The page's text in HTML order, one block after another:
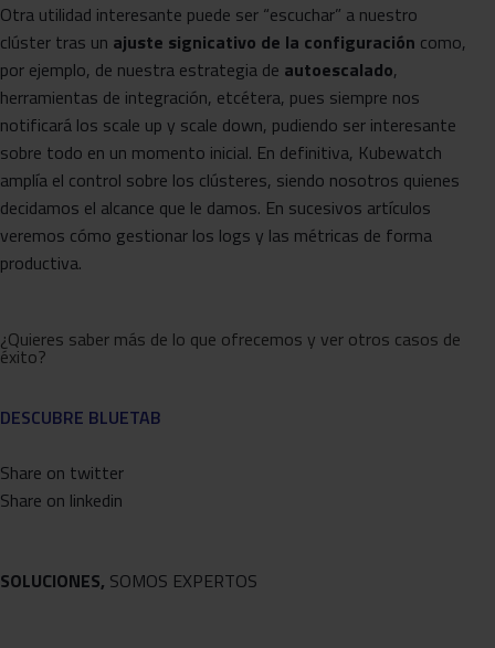
Otra utilidad interesante puede ser “escuchar” a nuestro
clúster tras un ajuste signicativo de la configuración como,
por ejemplo, de nuestra estrategia de autoescalado,
herramientas de integración, etcétera, pues siempre nos
notificará los scale up y scale down, pudiendo ser interesante
sobre todo en un momento inicial. En definitiva, Kubewatch
amplía el control sobre los clústeres, siendo nosotros quienes
decidamos el alcance que le damos. En sucesivos artículos
veremos cómo gestionar los logs y las métricas de forma
productiva.
¿Quieres saber más de lo que ofrecemos y ver otros casos de
éxito?
DESCUBRE BLUETAB
Share on twitter
Share on linkedin
SOLUCIONES, SOMOS EXPERTOS